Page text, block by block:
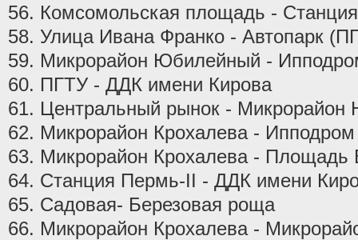
56. Комсомольская площадь -
58. Улица Ивана Франко - Автопарк
59. Микрорайон Юбилейный -
60. ПГТУ - ДДК имени Кирова
61. Центральный рынок -
62. Микрорайон Крохалева - Ипподром
63. Микрорайон Крохалева - Площадь
64. Станция Пермь-II - ДДК имени
65. Садовая- Березовая роща
66. Микрорайон Крохалева -